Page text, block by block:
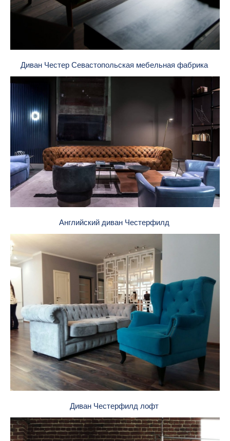
Диван Честер Севастопольская мебельная фабрика
Английский диван Честерфилд
Диван Честерфилд лофт